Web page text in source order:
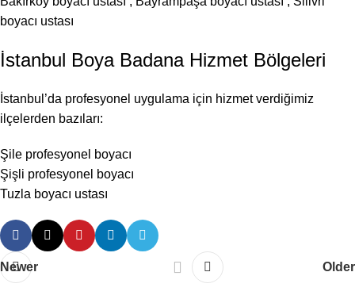
boyacı ustası
İstanbul Boya Badana Hizmet Bölgeleri
İstanbul’da profesyonel uygulama için hizmet verdiğimiz
ilçelerden bazıları:
Şile profesyonel boyacı
Şişli profesyonel boyacı
Tuzla boyacı ustası
Newer Older